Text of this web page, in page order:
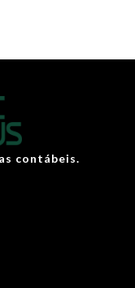
contábeis.